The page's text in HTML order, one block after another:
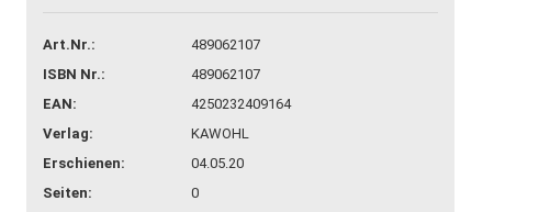
Art.Nr.:
489062107
ISBN Nr.:
489062107
EAN:
4250232409164
Verlag:
KAWOHL
Erschienen:
04.05.20
Seiten:
0